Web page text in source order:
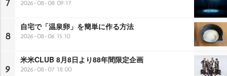
7 2026-08-08 09:17
8
自宅で「温泉卵」を簡単に作る方法
2026-08-06 15:10
9
米米CLUB 8月8日より88年間限定企画
2026-08-07 18:00